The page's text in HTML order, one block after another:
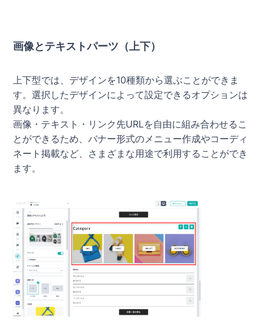
画像とテキストパーツ（上下）
上下型では、デザインを10種類から選ぶことができま
す。選択したデザインによって設定できるオプションは
異なります。
画像・テキスト・リンク先URLを自由に組み合わせるこ
とができるため、バナー形式のメニュー作成やコーディ
ネート掲載など、さまざまな用途で利用することができ
ます。